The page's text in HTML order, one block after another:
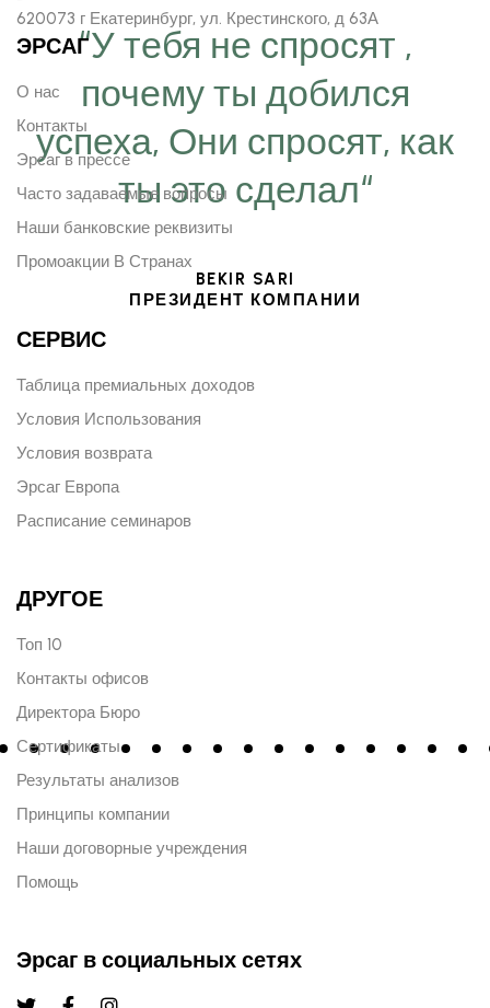
“У тебя не спросят ,
почему ты добился
успеха, Они спросят, как
ты это сделал“
BEKIR SARI
ПРЕЗИДЕНТ КОМПАНИИ
620073 г Екатеринбург, ул. Крестинского, д 63А
ЭРСАГ
О нас
Контакты
Эрсаг в прессе
Часто задаваемые вопросы
Наши банковские реквизиты
Промоакции В Странах
СЕРВИС
Таблица премиальных доходов
Условия Использования
Условия возврата
Эрсаг Европа
Расписание семинаров
ДРУГОЕ
Топ 10
Контакты офисов
Директора Бюро
Сертификаты
Результаты анализов
Принципы компании
Наши договорные учреждения
Помощь
Эрсаг в социальных сетях